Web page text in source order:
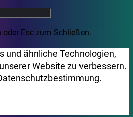
Esc zum Schließen.
und ähnliche Technologien,
Website zu verbessern.
.